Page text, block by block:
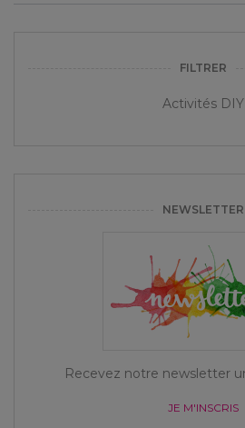
FILTRER
Activités DIY
NEWSLETTER
Recevez notre newsletter
JE M'INSCRIS